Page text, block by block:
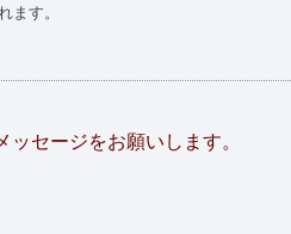
ます。
ッセージをお願いします。